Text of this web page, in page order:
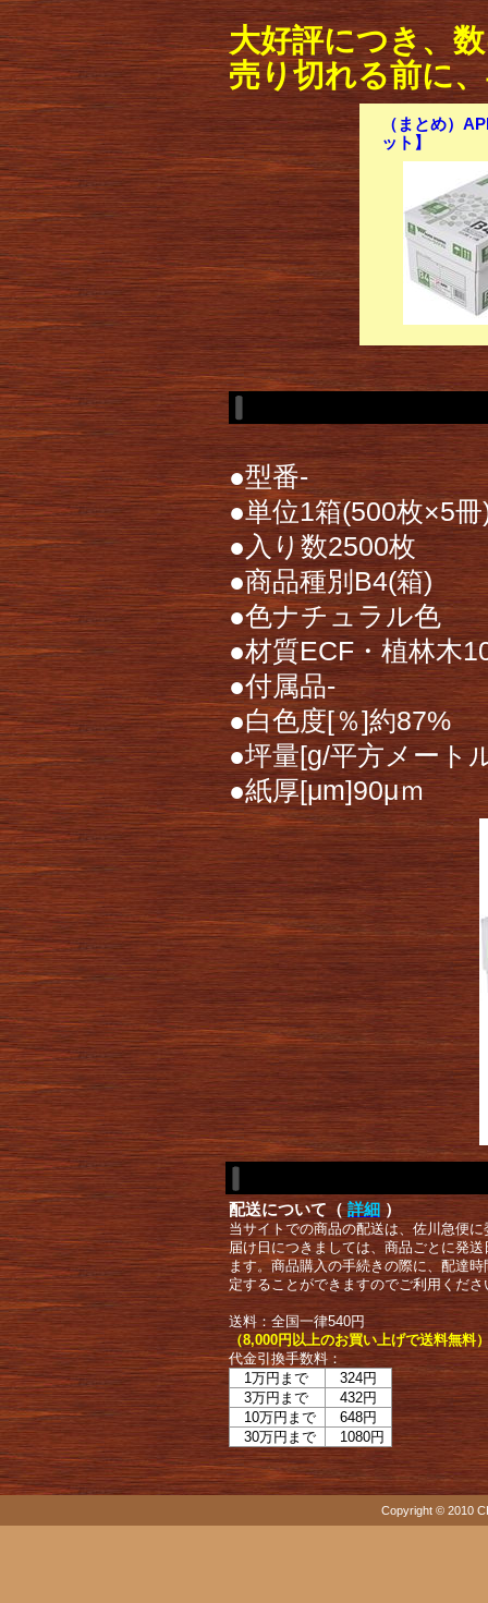
大好評につき、
売り切れる前に
（まとめ）
ット】
●型番-
●単位1箱(500枚×5冊
●入り数2500枚
●商品種別B4(箱)
●色ナチュラル色
●材質ECF・植林木
●付属品-
●白色度[％]約87%
●坪量[g/平方メート
●紙厚[μm]90μｍ
配送について（ 詳細 ）
当サイトでの商品の配送は、佐川急便
届け日につきましては、商品ごとに発
ます。商品購入の手続きの際に、配達
定することができますのでご利用くださ
送料：全国一律540円
（8,000円以上のお買い上げで送料無料
代金引換手数料：
1万円まで
324円
3万円まで
432円
10万円まで
648円
30万円まで
1080円
Copyright © 2010